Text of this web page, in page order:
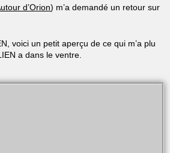
d’Orion) m’a demandé un retour sur
voici un petit aperçu de ce qui m’a plu
a dans le ventre.